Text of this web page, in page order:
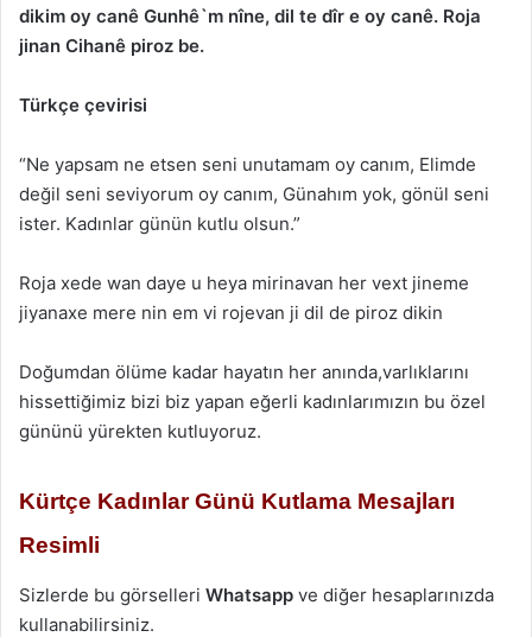
dikim oy canê Gunhê`m nîne, dil te dîr e oy canê. Roja
jinan Cihanê piroz be.
Türkçe çevirisi
“Ne yapsam ne etsen seni unutamam oy canım, Elimde
değil seni seviyorum oy canım, Günahım yok, gönül seni
ister. Kadınlar günün kutlu olsun.”
Roja xede wan daye u heya mirinavan her vext jineme
jiyanaxe mere nin em vi rojevan ji dil de piroz dikin
Doğumdan ölüme kadar hayatın her anında,varlıklarını
hissettiğimiz bizi biz yapan eğerli kadınlarımızın bu özel
gününü yürekten kutluyoruz.
Kürtçe Kadınlar Günü Kutlama Mesajları
Resimli
Sizlerde bu görselleri Whatsapp ve diğer hesaplarınızda
kullanabilirsiniz.